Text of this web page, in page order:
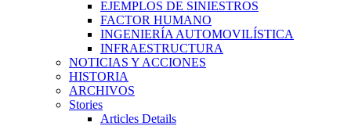
EJEMPLOS DE SINIESTROS
FACTOR HUMANO
INGENIERÍA AUTOMOVILÍSTICA
INFRAESTRUCTURA
NOTICIAS Y ACCIONES
HISTORIA
ARCHIVOS
Stories
Articles Details